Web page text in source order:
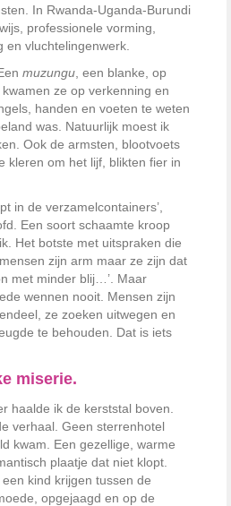
In Rwanda-Uganda-Burundi
professionele vorming,
en vluchtelingenwerk.
muzungu , een blanke, op
ze op verkenning en
handen en voeten te weten
was. Natuurlijk moest ik
Ook de armsten, blootvoets
kleren om het lijf, blikten fier in
in de verzamelcontainers’,
Een soort schaamte kroop
Het botste met uitspraken die
zijn arm maar ze zijn dat
met minder blij…’. Maar
wennen nooit. Mensen zijn
ze zoeken uitwegen en
te behouden. Dat is iets
miserie.
haalde ik de kerststal boven.
verhaal. Geen sterrenhotel
kwam. Een gezellige, warme
plaatje dat niet klopt.
kind krijgen tussen de
opgejaagd en op de